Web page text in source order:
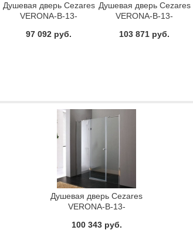
Душевая дверь Cezares
VERONA-B-13-
97 092 руб.
Душевая дверь Cezares
VERONA-B-13-
103 871 руб.
Душевая дверь Cezares
VERONA-B-13-
100 343 руб.